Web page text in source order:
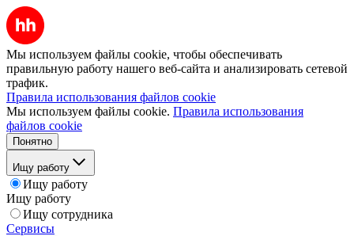
Мы используем файлы cookie, чтобы обеспечивать
правильную работу нашего веб-сайта и анализировать сетевой
трафик.
Правила использования файлов cookie
Мы используем файлы cookie. Правила использования
файлов cookie
Понятно
Ищу работу
Ищу работу
Ищу работу
Ищу сотрудника
Сервисы